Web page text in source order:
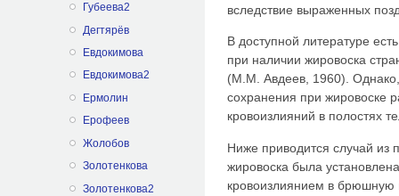
Губеева2
Дегтярёв
Евдокимова
Евдокимова2
Ермолин
Ерофеев
Жолобов
Золотенкова
Золотенкова2
вследствие выраженных
В доступной литературе
при наличии жировоска
(М.М. Авдеев, 1960).
сохранения при жировоске
кровоизлияний в полостях
Ниже приводится случай из
жировоска была
кровоизлиянием в брюшную